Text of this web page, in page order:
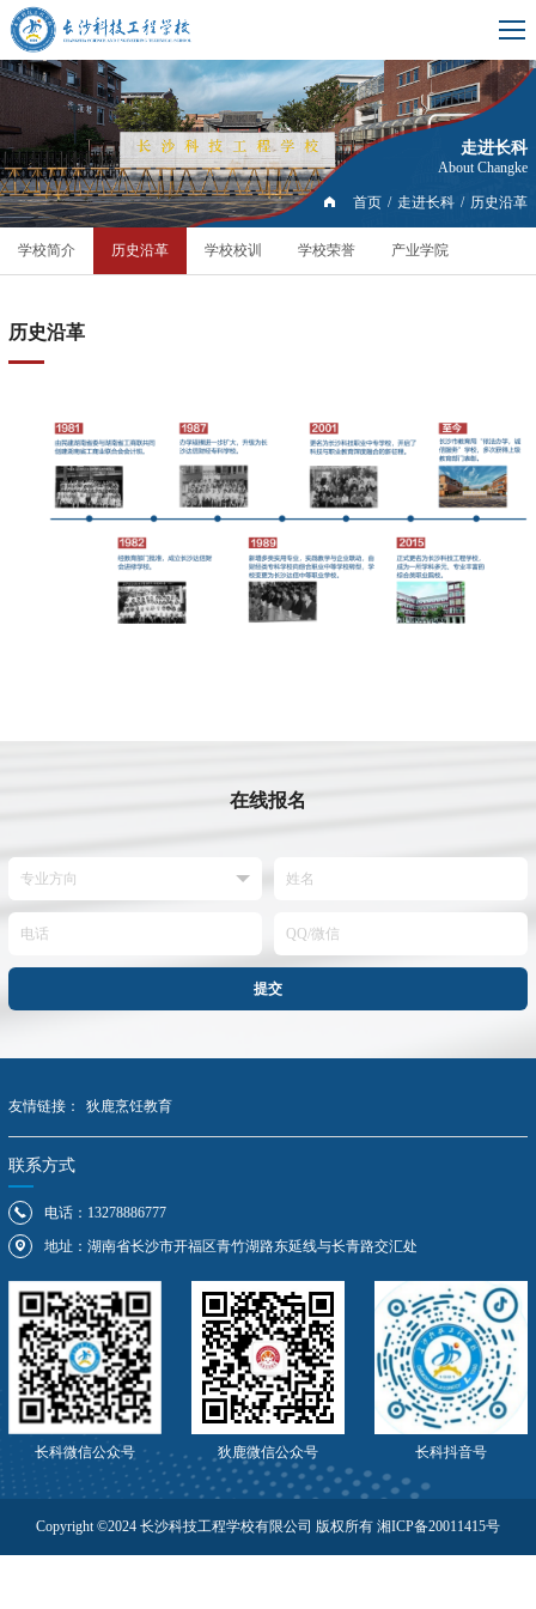
走进长科
About Changke
首页 / 走进长科 / 历史沿革
学校简介 历史沿革 学校校训 学校荣誉 产业学院
历史沿革
在线报名
提交
友情链接： 狄鹿烹饪教育
联系方式
电话：13278886777
地址：湖南省长沙市开福区青竹湖路东延线与长青路交汇处
长科微信公众号 狄鹿微信公众号 长科抖音号
Copyright ©2024 长沙科技工程学校有限公司 版权所有 湘ICP备20011415号